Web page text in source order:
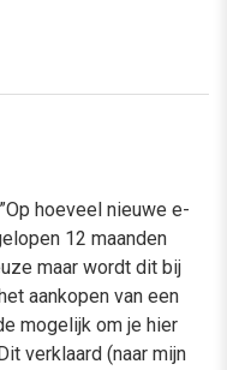
hoeveel nieuwe e-
12 maanden
maar wordt dit bij
aankopen van een
mogelijk om je hier
verklaard (naar mijn